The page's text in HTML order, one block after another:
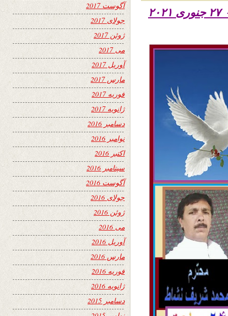
تاریخ نشر چهار شنبه هشتم دلو ۱۳۹۹ – ۲۷ جنوری ۲۰۲۱
آگوست 2017
جولای 2017
ژوئن 2017
می 2017
آوریل 2017
مارس 2017
فوریه 2017
ژانویه 2017
دسامبر 2016
نوامبر 2016
اکتبر 2016
سپتامبر 2016
آگوست 2016
جولای 2016
ژوئن 2016
می 2016
آوریل 2016
مارس 2016
فوریه 2016
ژانویه 2016
دسامبر 2015